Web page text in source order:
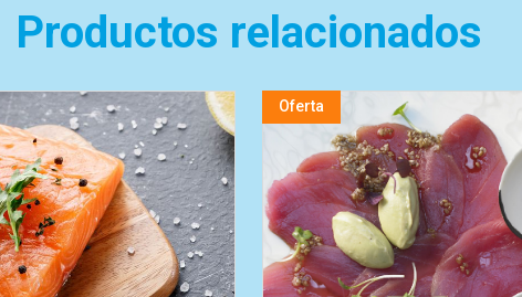
Productos relacionados
Oferta